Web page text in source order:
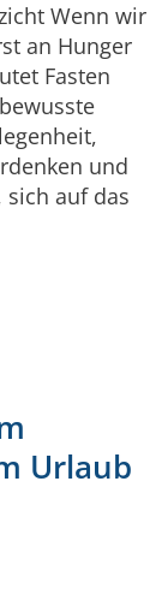
Wenn wir
an Hunger
Fasten
und
sich auf das
Urlaub